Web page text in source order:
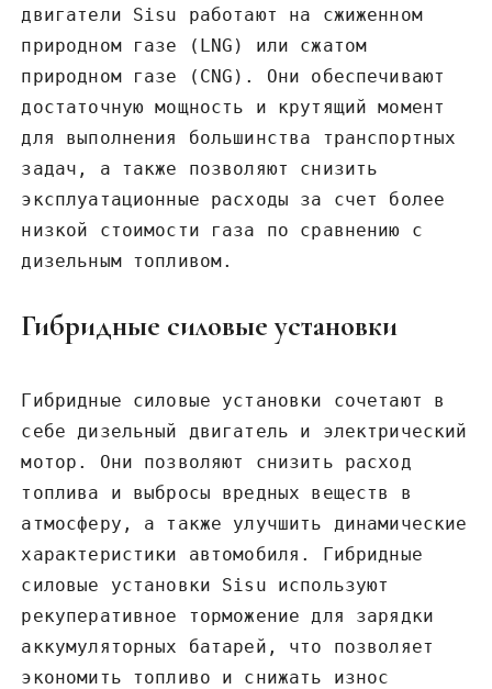
двигатели Sisu работают на сжиженном
природном газе (LNG) или сжатом
природном газе (CNG). Они обеспечивают
достаточную мощность и крутящий момент
для выполнения большинства транспортных
задач‚ а также позволяют снизить
эксплуатационные расходы за счет более
низкой стоимости газа по сравнению с
дизельным топливом.
Гибридные силовые установки
Гибридные силовые установки сочетают в
себе дизельный двигатель и электрический
мотор. Они позволяют снизить расход
топлива и выбросы вредных веществ в
атмосферу‚ а также улучшить динамические
характеристики автомобиля. Гибридные
силовые установки Sisu используют
рекуперативное торможение для зарядки
аккумуляторных батарей‚ что позволяет
экономить топливо и снижать износ